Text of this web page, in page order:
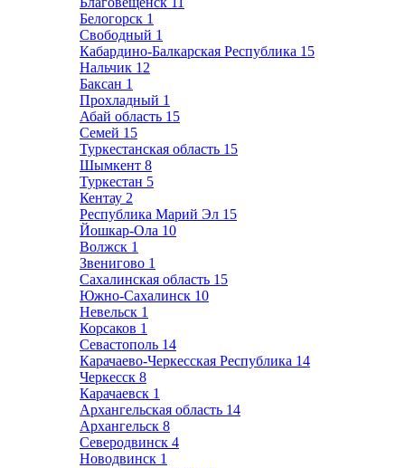
Белогорск 1
Свободный 1
Кабардино-Балкарская Республика 15
Нальчик 12
Баксан 1
Прохладный 1
Абай область 15
Семей 15
Туркестанская область 15
Шымкент 8
Туркестан 5
Кентау 2
Республика Марий Эл 15
Йошкар-Ола 10
Волжск 1
Звенигово 1
Сахалинская область 15
Южно-Сахалинск 10
Невельск 1
Корсаков 1
Севастополь 14
Карачаево-Черкесская Республика 14
Черкесск 8
Карачаевск 1
Архангельская область 14
Архангельск 8
Северодвинск 4
Новодвинск 1